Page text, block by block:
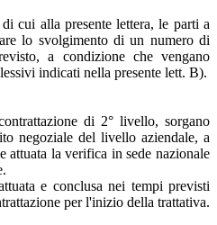
cui alla presente lettera, le parti a
lo svolgimento di un numero di
a condizione che vengano
indicati nella presente lett. B).
di 2° livello, sorgano
negoziale del livello aziendale, a
attuata la verifica in sede nazionale
e conclusa nei tempi previsti
per l'inizio della trattativa.